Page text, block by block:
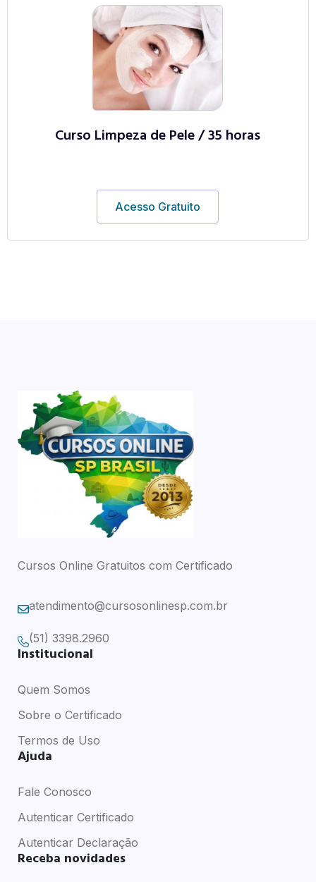
Curso Limpeza de Pele / 35 horas
Acesso Gratuito
Cursos Online Gratuitos com Certificado
atendimento@cursosonlinesp.com.br
(51) 3398.2960
Institucional
Quem Somos
Sobre o Certificado
Termos de Uso
Ajuda
Fale Conosco
Autenticar Certificado
Autenticar Declaração
Receba novidades